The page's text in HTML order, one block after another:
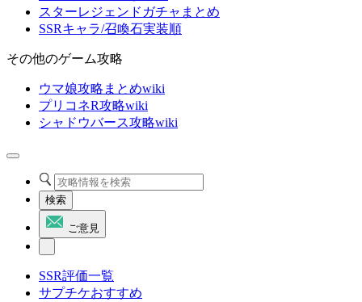
スターレジェンドガチャまとめ
SSRキャラ/召喚石実装順
その他のゲーム攻略
ウマ娘攻略まとめwiki
プリコネR攻略wiki
シャドウバース攻略wiki
検索
ご意見
SSR評価一覧
サプチケおすすめ